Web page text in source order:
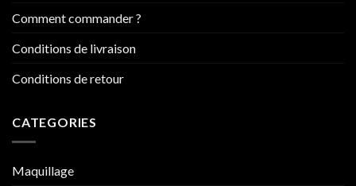
Comment commander ?
Conditions de livraison
Conditions de retour
CATEGORIES
Maquillage